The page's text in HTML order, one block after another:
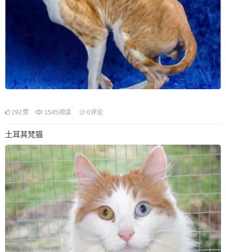
292 赞 1545 阅读 0评论
土耳其梵猫